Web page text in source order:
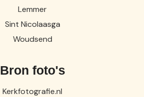
Lemmer
Sint Nicolaasga
Woudsend
Bron foto's
Kerkfotografie.nl